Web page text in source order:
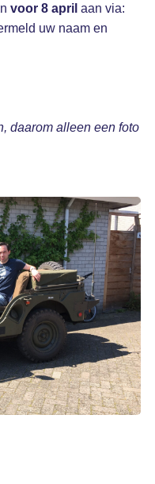
voor 8 april aan via:
uw naam en
daarom alleen een foto